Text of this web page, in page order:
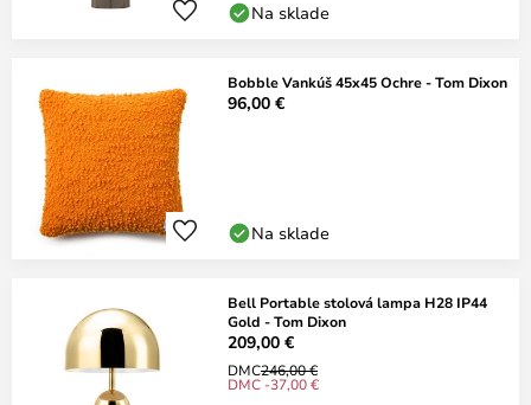
Na sklade
Bobble Vankúš 45x45 Ochre - Tom Dixon
96,00 €
Na sklade
Bell Portable stolová lampa H28 IP44
Gold - Tom Dixon
209,00 €
DMC246,00 €
DMC -37,00 €